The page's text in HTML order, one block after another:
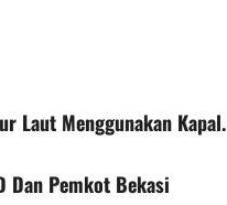
Laut Menggunakan Kapal.
Dan Pemkot Bekasi